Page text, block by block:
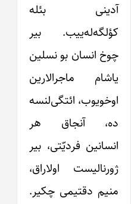
آدینی بئله
کؤلگه‌له‌ییب. بیر
چوخ انسان بو نسلین
یاشام ماجرالارین
اوخویوب، ائتگی‌لنسه
ده، آنجاق هر
انسانین فردیّتی، بیر
ژورنالیست اولاراق،
منیم دقتیمی چکیر.